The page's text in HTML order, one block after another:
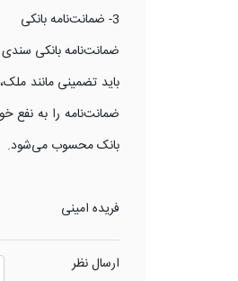
3- ضمانت‌نامه بانکی
باید تضمینی مانند
ضمانت‌نامه را به نفع
بانک محسوب می‌شود.
فریده امینی
ارسال نظر